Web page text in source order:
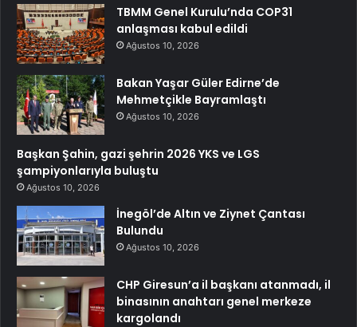
TBMM Genel Kurulu’nda COP31
anlaşması kabul edildi
Ağustos 10, 2026
Bakan Yaşar Güler Edirne’de
Mehmetçikle Bayramlaştı
Ağustos 10, 2026
Başkan Şahin, gazi şehrin 2026 YKS ve LGS
şampiyonlarıyla buluştu
Ağustos 10, 2026
İnegöl’de Altın ve Ziynet Çantası
Bulundu
Ağustos 10, 2026
CHP Giresun’a il başkanı atanmadı, il
binasının anahtarı genel merkeze
kargolandı